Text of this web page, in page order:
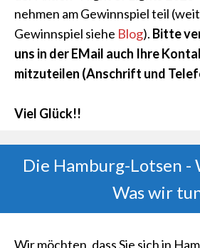
nehmen am Gewinnspiel teil
Gewinnspiel siehe Blog). Bitte
uns in der EMail auch Ihre
mitzuteilen (Anschrift und
Viel Glück!!
Die Hamburg-Lotsen -
Was wir
Wir möchten, dass Sie sich in